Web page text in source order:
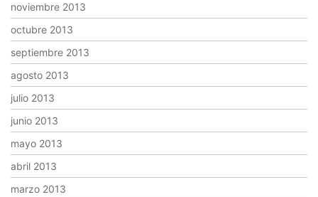
noviembre 2013
octubre 2013
septiembre 2013
agosto 2013
julio 2013
junio 2013
mayo 2013
abril 2013
marzo 2013